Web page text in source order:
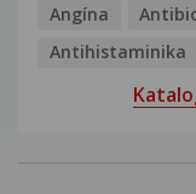
Angína
Antihistaminika